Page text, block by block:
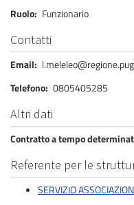
Ruolo Funzionario
Contatti
Email
Telefono 0805405285
Altri dati
Contratto a tempo
Referente per le
SERVIZIO